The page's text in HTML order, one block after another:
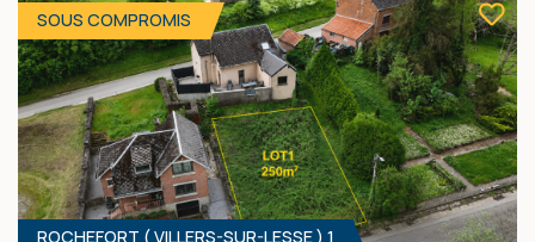
ROCHEFORT ( VILLERS-SUR-LESSE ) 1
SOUS COMPROMIS